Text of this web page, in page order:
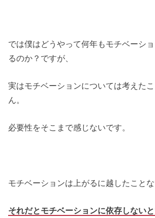
では僕はどうやって何年もモチベーシ
るのか？ですが、
実はモチベーションについては考えた
ん。
必要性をそこまで感じないです。
モチベーションは上がるに越したことな
それだとモチベーションに依存しないと